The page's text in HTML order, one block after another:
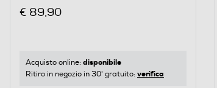
€ 89,90
Acquisto online: disponibile
Ritiro in negozio in 30' gratuito: verifica